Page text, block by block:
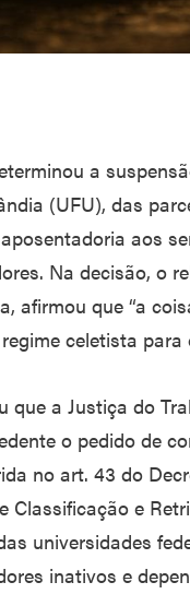
a
(UFU), das
aos
Na decisão, o
afirmou que “a
celetista para
que a Justiça do
o pedido de
no art. 43 do
Classificação e
universidades
inativos e